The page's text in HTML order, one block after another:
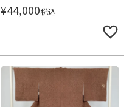
¥44,000税込